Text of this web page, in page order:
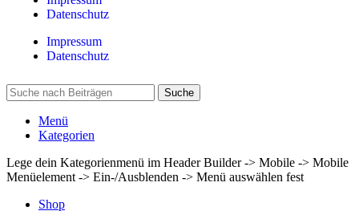
Datenschutz
Impressum
Datenschutz
Suche
Menü
Kategorien
Lege dein Kategorienmenü im Header Builder -> Mobile -> Mobile
Menüelement -> Ein-/Ausblenden -> Menü auswählen fest
Shop